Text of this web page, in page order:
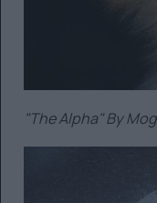
"The Alpha" By